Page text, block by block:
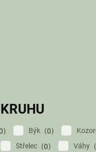
Býk 0
Střelec
0 Váhy